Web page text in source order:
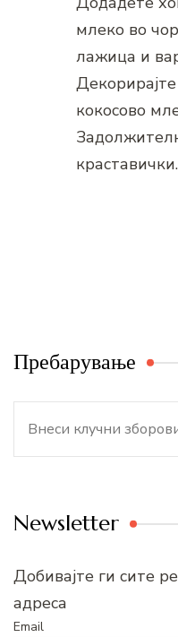
млеко во
лажица и
кокосово
краставички.
Пребарување
Newsletter
Добивајте ги сите
адреса
Email